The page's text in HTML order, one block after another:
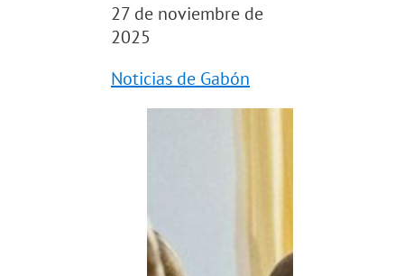
27 de noviembre de
2025
Noticias de Gabón